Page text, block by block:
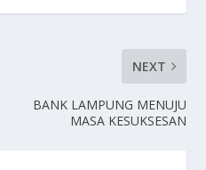
NEXT
BANK LAMPUNG MENUJU
MASA KESUKSESAN